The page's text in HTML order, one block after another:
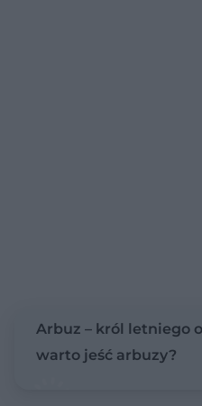
Arbuz – król letniego
warto jeść arbuzy?